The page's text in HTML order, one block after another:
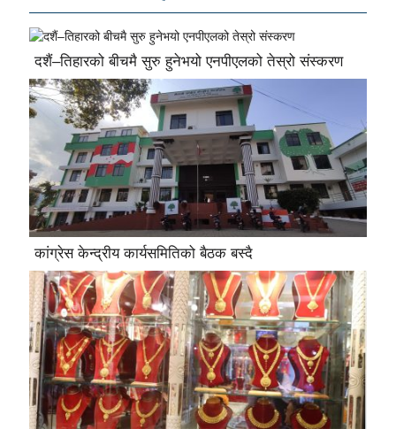
दशैं–तिहारको बीचमै सुरु हुनेभयो एनपीएलको तेस्रो संस्करण
कांग्रेस केन्द्रीय कार्यसमितिको बैठक बस्दै